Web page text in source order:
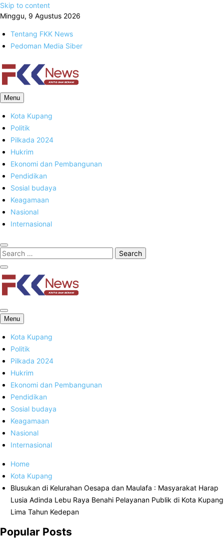
Skip to content
Minggu, 9 Agustus 2026
Tentang FKK News
Pedoman Media Siber
FKK News
Menu
Kota Kupang
Politik
Pilkada 2024
Hukrim
Ekonomi dan Pembangunan
Pendidikan
Sosial budaya
Keagamaan
Nasional
Internasional
FKK News
Menu
Kota Kupang
Politik
Pilkada 2024
Hukrim
Ekonomi dan Pembangunan
Pendidikan
Sosial budaya
Keagamaan
Nasional
Internasional
Home
Kota Kupang
Blusukan di Kelurahan Oesapa dan Maulafa : Masyarakat Harap
Lusia Adinda Lebu Raya Benahi Pelayanan Publik di Kota Kupang
Lima Tahun Kedepan
Popular Posts